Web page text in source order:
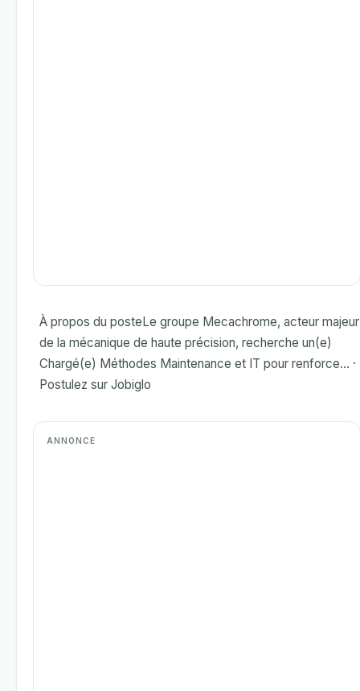
À propos du posteLe groupe Mecachrome, acteur majeur
de la mécanique de haute précision, recherche un(e)
Chargé(e) Méthodes Maintenance et IT pour renforce... ·
Postulez sur Jobiglo